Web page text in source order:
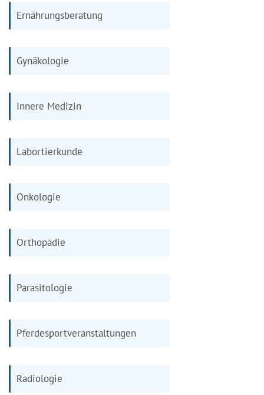
Ernährungsberatung
Gynäkologie
Innere Medizin
Labortierkunde
Onkologie
Orthopädie
Parasitologie
Pferdesportveranstaltungen
Radiologie